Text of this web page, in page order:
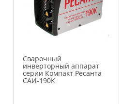
Сварочный
инверторный аппарат
серии Компакт Ресанта
САИ-190К